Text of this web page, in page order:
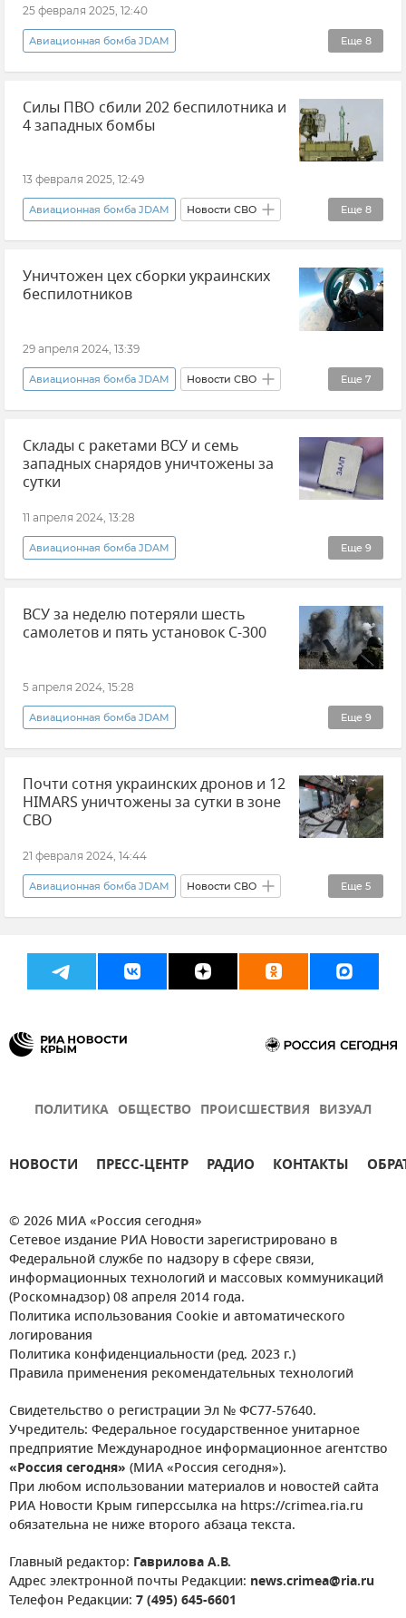
Группировка войск "Запад"
25 февраля 2025, 12:40
Еще 8
Авиационная бомба JDAM
Министерство обороны РФ ПВО
Новости СВО РСЗО Vampire
ВСУ (Вооруженные силы Украины)
Силы ПВО сбили 202 беспилотника и
4 западных бомбы
13 февраля 2025, 12:49
Еще 8
Авиационная бомба JDAM Новости СВО
Министерство обороны РФ ПВО
Вооруженные силы России Потери ВСУ
Беспилотник (БПЛА, дрон)
Уничтожен цех сборки украинских
беспилотников
29 апреля 2024, 13:39
Еще 7
Авиационная бомба JDAM Новости СВО
Министерство обороны РФ
Вооруженные силы России
ВСУ (Вооруженные силы Украины)
ПВО Поставки западного оружия Украине
Склады с ракетами ВСУ и семь
западных снарядов уничтожены за
сутки
11 апреля 2024, 13:28
Еще 9
Авиационная бомба JDAM
Министерство обороны РФ
Вооруженные силы России
Воздушно-космические силы (ВКС)
ВСУ за неделю потеряли шесть
самолетов и пять установок С-300
5 апреля 2024, 15:28
Еще 9
Авиационная бомба JDAM
Министерство обороны РФ Новости СВО
Вооруженные силы России
ВСУ (Вооруженные силы Украины)
Авиабомба Hammer РСЗО Vampire
Почти сотня украинских дронов и 12
HIMARS уничтожены за сутки в зоне
СВО
21 февраля 2024, 14:44
Еще 5
Авиационная бомба JDAM Новости СВО
Вооруженные силы России ПВО
Беспилотник (БПЛА, дрон) HIMARS
ПОЛИТИКА ОБЩЕСТВО ПРОИСШЕСТВИЯ ВИЗУАЛ
НОВОСТИ ПРЕСС-ЦЕНТР РАДИО КОНТАКТЫ
© 2026 МИА «Россия сегодня»
Сетевое издание РИА Новости зарегистрировано в
Федеральной службе по надзору в сфере связи,
информационных технологий и массовых коммуникаций
(Роскомнадзор) 08 апреля 2014 года.
Политика использования Cookie и автоматического
логирования
Политика конфиденциальности (ред. 2023 г.)
Правила применения рекомендательных технологий
Свидетельство о регистрации Эл № ФС77-57640.
Учредитель: Федеральное государственное унитарное
предприятие Международное информационное агентство
«Россия сегодня» (МИА «Россия сегодня»).
При любом использовании материалов и новостей сайта
РИА Новости Крым гиперссылка на https://crimea.ria.ru
обязательна не ниже второго абзаца текста.
Главный редактор: Гаврилова А.В.
Адрес электронной почты Редакции: news.crimea@ria.ru
Телефон Редакции: 7 (495) 645-6601